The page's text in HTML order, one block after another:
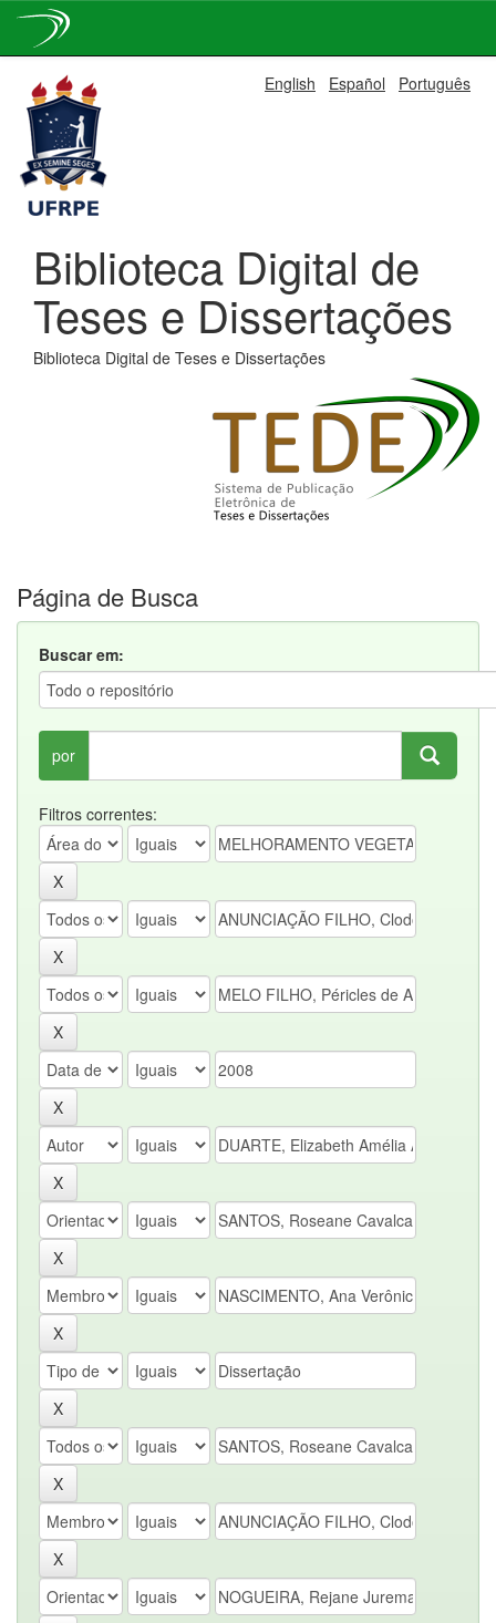
navigation
English Español Português
Biblioteca Digital de
Teses e Dissertações
Biblioteca Digital de Teses e Dissertações
Página de Busca
Buscar em:
por
Filtros correntes: